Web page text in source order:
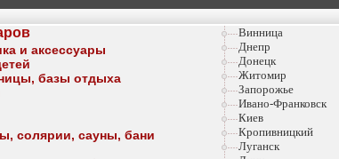
и аксессуары
базы отдыха
солярии, сауны, бани
Винница
Днепр
Донецк
Житомир
Запорожье
Ивано-Франковск
Киев
Кропивницкий
Луганск